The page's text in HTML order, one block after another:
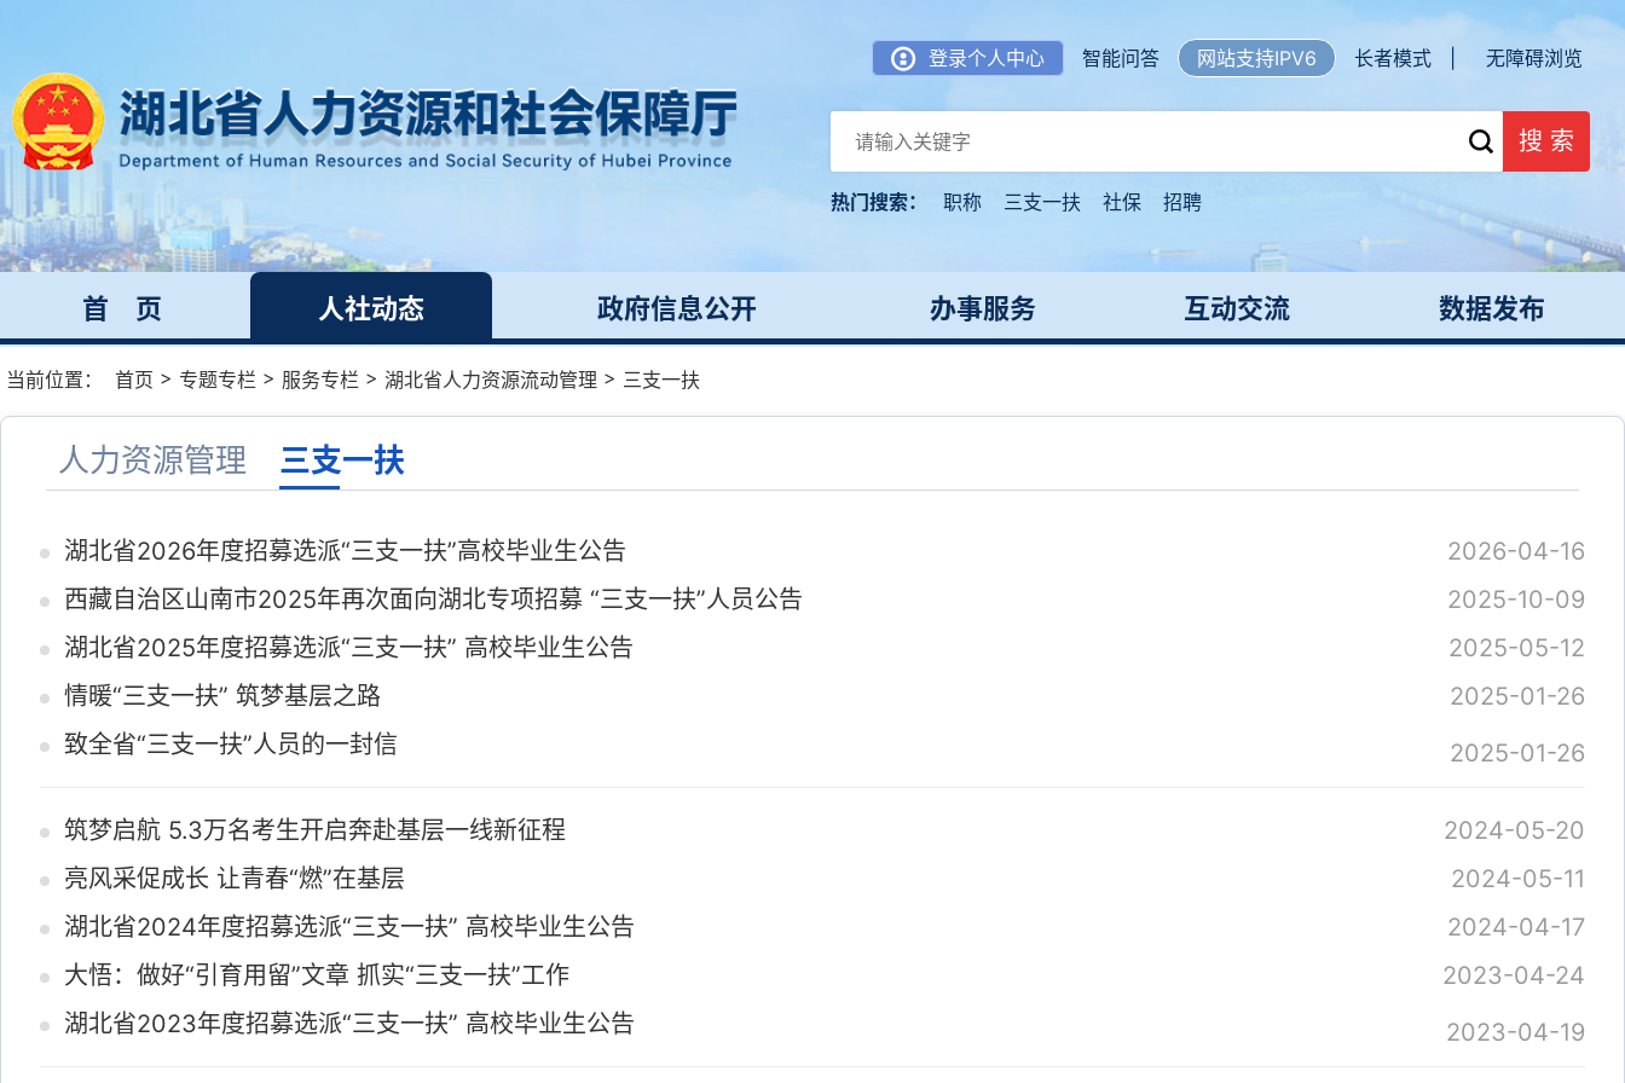
登录个人中心 智能问答 网站支持IPV6 长者模式 | 无障碍浏览
搜 索
热门搜索： 职称 三支一扶 社保 招聘
首 页 人社动态 政府信息公开 办事服务 互动交流 数据发布
当前位置： 首页 > 专题专栏 > 服务专栏 > 湖北省人力资源流动管理 > 三支一扶
人力资源管理 三支一扶
2026-04-16
湖北省2026年度招募选派“三支一扶”高校毕业生公告
2025-10-09
西藏自治区山南市2025年再次面向湖北专项招募 “三支一扶”人员公告
2025-05-12
湖北省2025年度招募选派“三支一扶” 高校毕业生公告
2025-01-26
情暖“三支一扶” 筑梦基层之路
2025-01-26
致全省“三支一扶”人员的一封信
2024-05-20
筑梦启航 5.3万名考生开启奔赴基层一线新征程
2024-05-11
亮风采促成长 让青春“燃”在基层
2024-04-17
湖北省2024年度招募选派“三支一扶” 高校毕业生公告
2023-04-24
大悟：做好“引育用留”文章 抓实“三支一扶”工作
2023-04-19
湖北省2023年度招募选派“三支一扶” 高校毕业生公告